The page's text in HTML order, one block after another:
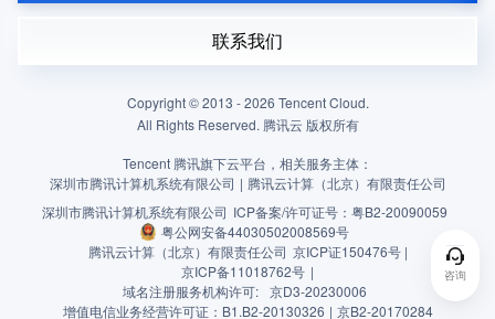
咨询
联系我们
Copyright © 2013 -2026 Tencent Cloud.
All Rights Reserved. 腾讯云 版权所有
Tencent 腾讯旗下云平台，相关服务主体：
深圳市腾讯计算机系统有限公司 | 腾讯云计算（北京）有限责任公司
深圳市腾讯计算机系统有限公司 ICP备案/许可证号： 粤B2-20090059
粤公网安备44030502008569号
腾讯云计算（北京）有限责任公司 京ICP证150476号 |
京ICP备11018762号 |
域名注册服务机构许可: 京D3-20230006
增值电信业务经营许可证：B1.B2-20130326 | 京B2-20170284